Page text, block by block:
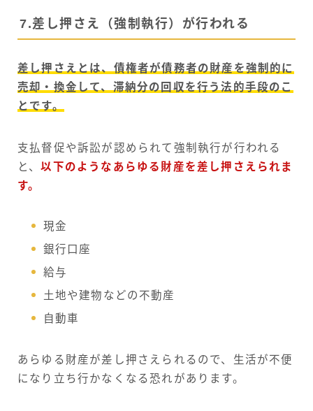
7.差し押さえ（強制執行）が行われる
差し押さえとは、債権者が債務者の財産を強制的に
売却・換金して、滞納分の回収を行う法的手段のこ
とです。
支払督促や訴訟が認められて強制執行が行われる
と、以下のようなあらゆる財産を差し押さえられま
す。
現金
銀行口座
給与
土地や建物などの不動産
自動車
あらゆる財産が差し押さえられるので、生活が不便
になり立ち行かなくなる恐れがあります。